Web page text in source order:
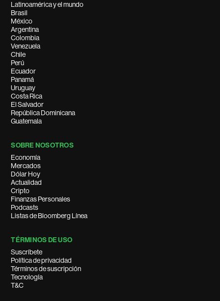
Latinoamérica y el mundo
Brasil
México
Argentina
Colombia
Venezuela
Chile
Perú
Ecuador
Panamá
Uruguay
Costa Rica
El Salvador
República Dominicana
Guatemala
SOBRE NOSOTROS
Economía
Mercados
Dólar Hoy
Actualidad
Cripto
Finanzas Personales
Podcasts
Listas de Bloomberg Línea
TÉRMINOS DE USO
Suscríbete
Política de privacidad
Términos de suscripción
Tecnología
T&C